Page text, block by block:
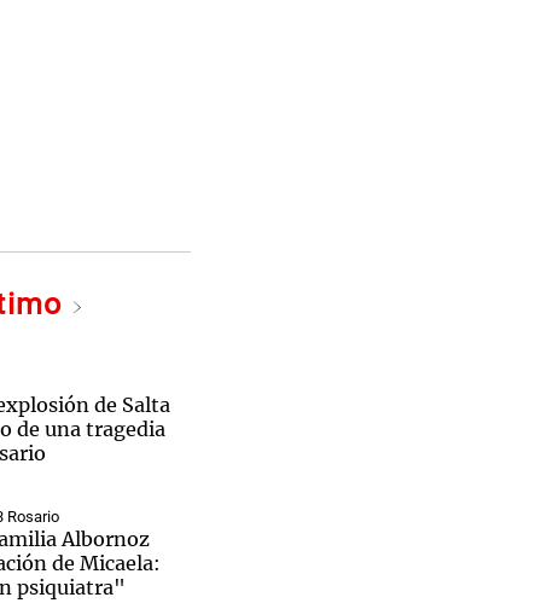
de Salta
de una tragedia
Rosario
Albornoz
de Micaela:
psiquiatra"